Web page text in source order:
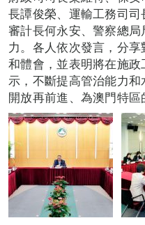
長譚俊榮、運輸工務司司
審計長何永安、警察總
力。各人依次發言，分
和體會，並表明將在施
示，不斷提高管治能力
開放再前進、為澳門特區